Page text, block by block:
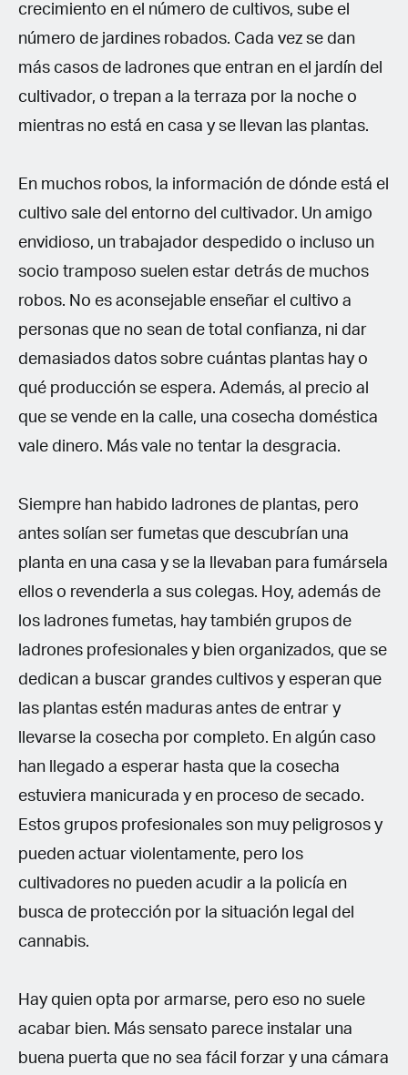
crecimiento en el número de cultivos, sube el
número de jardines robados. Cada vez se dan
más casos de ladrones que entran en el jardín del
cultivador, o trepan a la terraza por la noche o
mientras no está en casa y se llevan las plantas.
En muchos robos, la información de dónde está el
cultivo sale del entorno del cultivador. Un amigo
envidioso, un trabajador despedido o incluso un
socio tramposo suelen estar detrás de muchos
robos. No es aconsejable enseñar el cultivo a
personas que no sean de total confianza, ni dar
demasiados datos sobre cuántas plantas hay o
qué producción se espera. Además, al precio al
que se vende en la calle, una cosecha doméstica
vale dinero. Más vale no tentar la desgracia.
Siempre han habido ladrones de plantas, pero
antes solían ser fumetas que descubrían una
planta en una casa y se la llevaban para fumársela
ellos o revenderla a sus colegas. Hoy, además de
los ladrones fumetas, hay también grupos de
ladrones profesionales y bien organizados, que se
dedican a buscar grandes cultivos y esperan que
las plantas estén maduras antes de entrar y
llevarse la cosecha por completo. En algún caso
han llegado a esperar hasta que la cosecha
estuviera manicurada y en proceso de secado.
Estos grupos profesionales son muy peligrosos y
pueden actuar violentamente, pero los
cultivadores no pueden acudir a la policía en
busca de protección por la situación legal del
cannabis.
Hay quien opta por armarse, pero eso no suele
acabar bien. Más sensato parece instalar una
buena puerta que no sea fácil forzar y una cámara